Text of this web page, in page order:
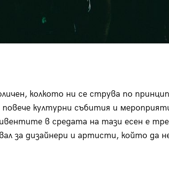
колкото ни се струва по
културни събития и
в средата на тази есен е
за дизайнери и артисти, който да